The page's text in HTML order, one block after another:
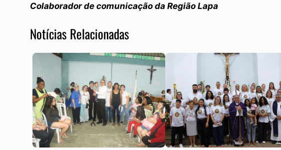
Colaborador de comunicação da Região Lapa
Notícias Relacionadas